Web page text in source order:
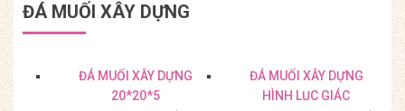
ĐÁ MUỐI XÂY DỰNG
ĐÁ MUỐI XÂY DỰNG
20*20*5
ĐÁ MUỐI XÂY DỰNG
HÌNH LỤC GIÁC